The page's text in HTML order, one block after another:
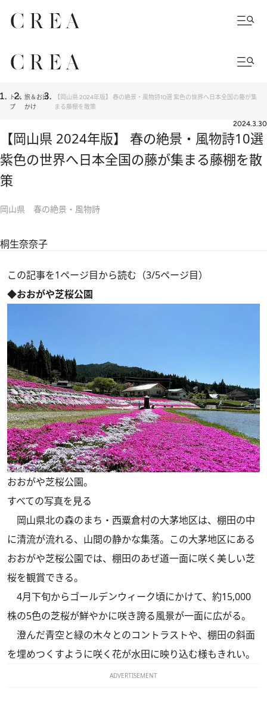
トッ
プ
旅＆お出
かけ
【岡山県 2024年版】 春の絶景・風物詩10選 紫色の世界へ日本全国の藤が集
まる藤棚を散策
2024.3.30
【岡山県 2024年版】 春の絶景・風物詩10選
紫色の世界へ日本全国の藤が集まる藤棚を散
策
岡山県 春の絶景・風物詩
桐生奈奈子
この記事を1ページ目から読む（3/5ページ目）
◆おおがや芝桜公園
おおがや芝桜公園。
すべての写真を見る
岡山県北の森のまち・西粟倉村の大茅地区は、棚田の中
に清流が流れる、山間の静かな集落。この大茅地区にある
おおがや芝桜公園では、棚田のあぜ道一面に咲く美しい芝
桜を観賞できる。
4月下旬からゴールデンウィーク頃にかけて、約15,000
株の5色の芝桜が鮮やかに咲き誇る風景が一面に広がる。
澄んだ青空と緑の木々とのコントラストや、棚田の斜面
を埋めつくすように咲く花が水田に映り込む様もきれい。
ADVERTISEMENT